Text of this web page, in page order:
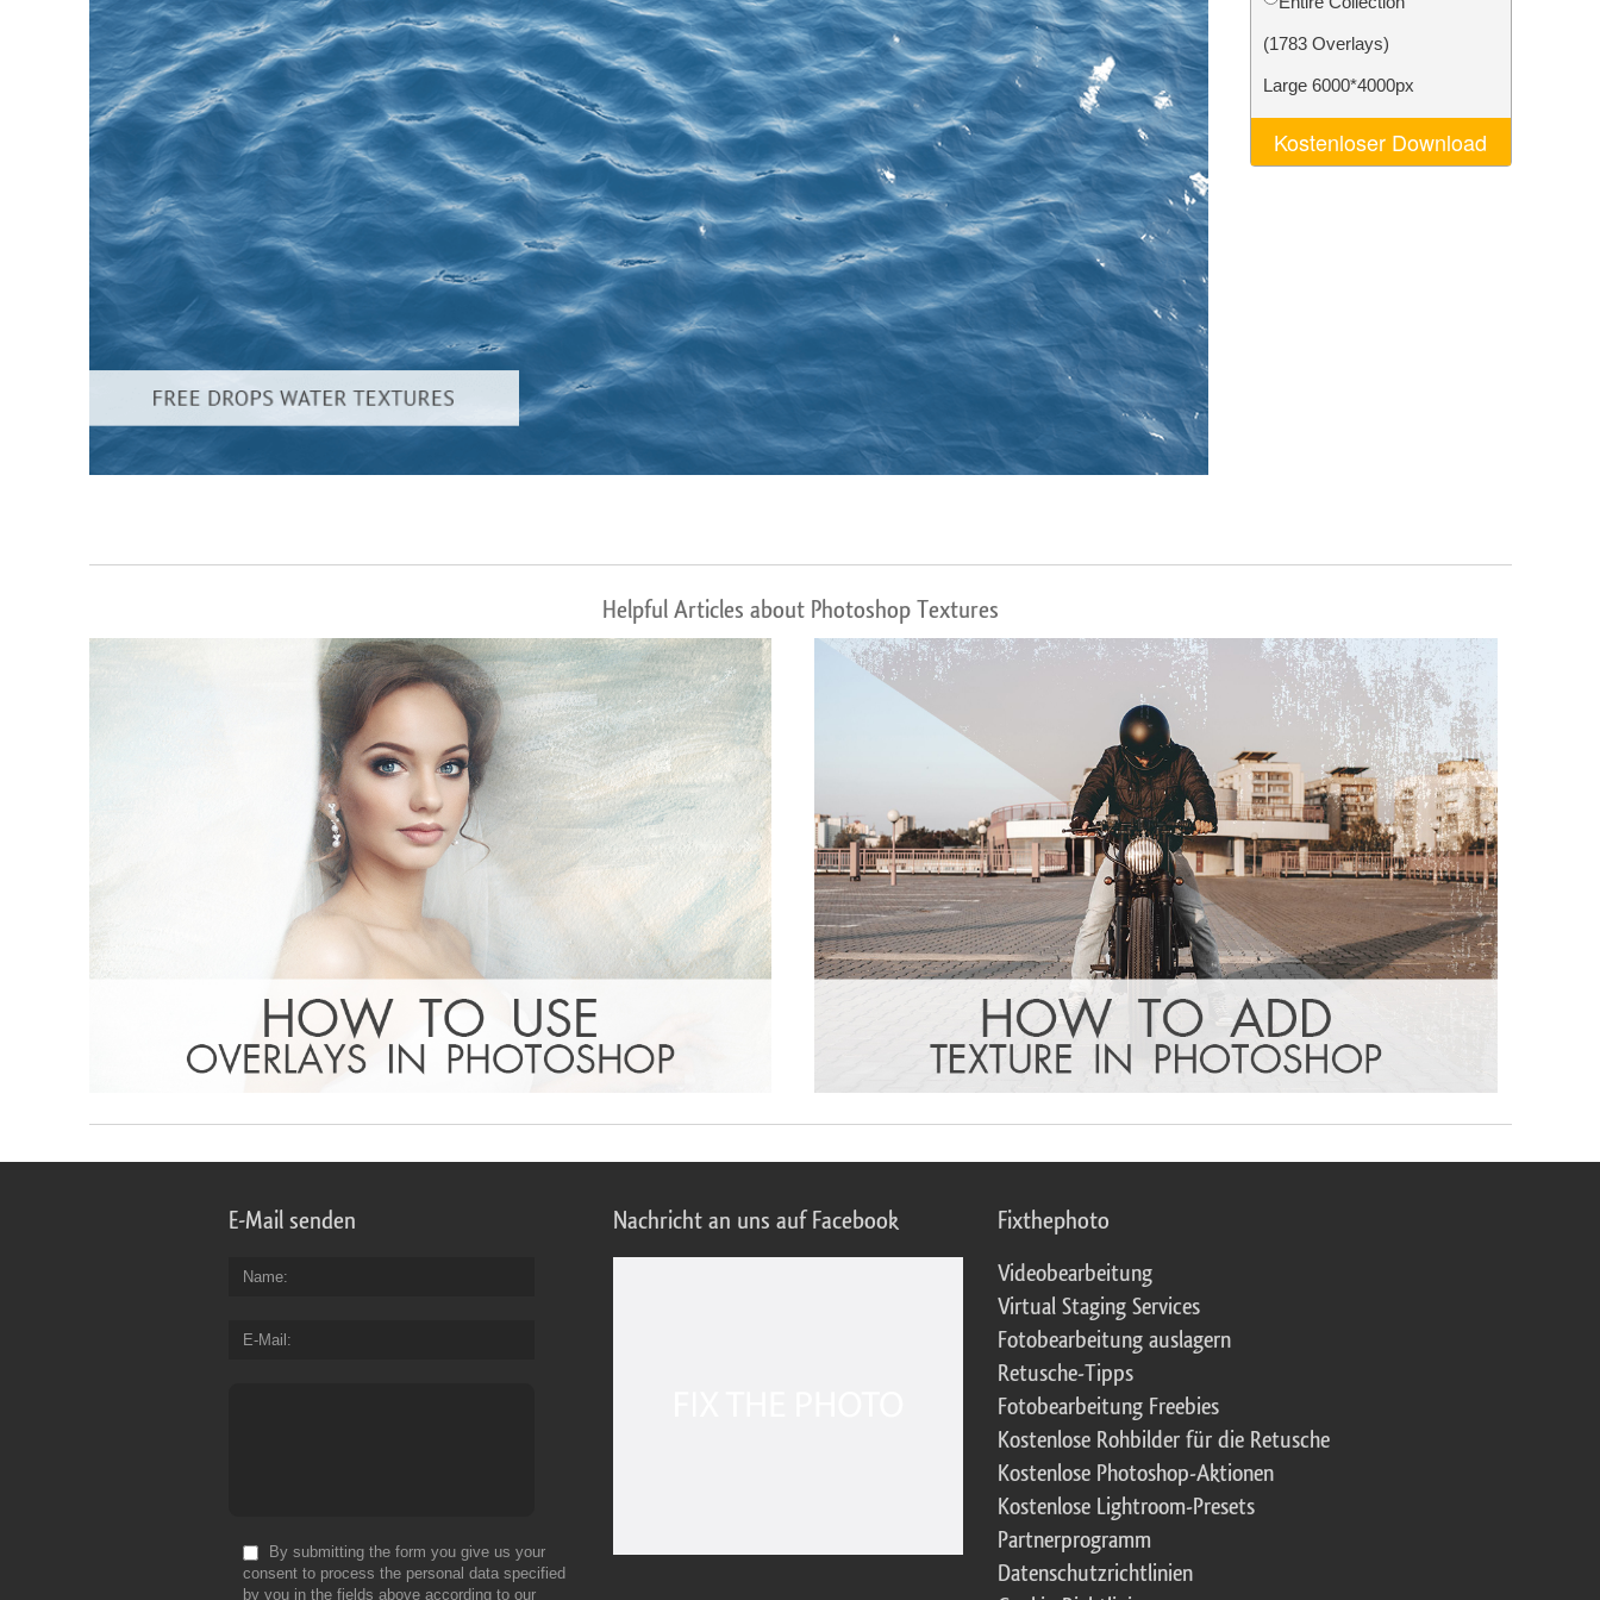
Produkt-Fotobearbeitung Schmuck-Fotobearbeitung KI-Trainingsdaten Video Editing Services
(1783 Overlays)
Large 6000*4000px
Kostenloser Download
Helpful Articles about Photoshop Textures
E-Mail senden
Name
E-Mail
By submitting the form you give us your
consent to process the personal data specified
by you in the fields above according to our
Nachricht an uns auf Facebook Fixthephoto
Videobearbeitung
Virtual Staging Services
Fotobearbeitung auslagern
Retusche-Tipps
Fotobearbeitung Freebies
Kostenlose Rohbilder für die Retusche
Kostenlose Photoshop-Aktionen
Kostenlose Lightroom-Presets
Partnerprogramm
Datenschutzrichtlinien